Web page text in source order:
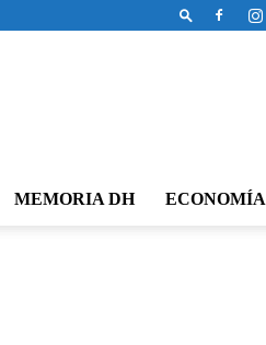
MEMORIA DH ECONOMÍA